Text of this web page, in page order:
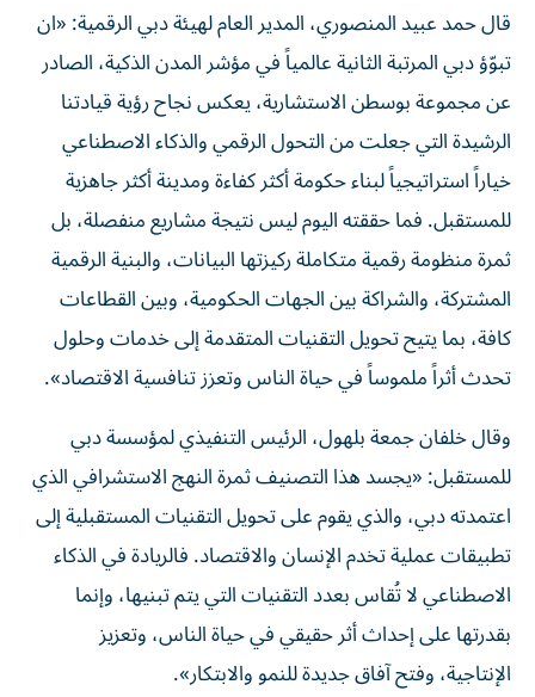
قال حمد عبيد المنصوري، المدير العام لهيئة دبي الرقمية: «ان
تبوّؤ دبي المرتبة الثانية عالمياً في مؤشر المدن الذكية، الصادر
عن مجموعة بوسطن الاستشارية، يعكس نجاح رؤية قيادتنا
الرشيدة التي جعلت من التحول الرقمي والذكاء الاصطناعي
خياراً استراتيجياً لبناء حكومة أكثر كفاءة ومدينة أكثر جاهزية
للمستقبل. فما حققته اليوم ليس نتيجة مشاريع منفصلة، بل
ثمرة منظومة رقمية متكاملة ركيزتها البيانات، والبنية الرقمية
المشتركة، والشراكة بين الجهات الحكومية، وبين القطاعات
كافة، بما يتيح تحويل التقنيات المتقدمة إلى خدمات وحلول
تحدث أثراً ملموساً في حياة الناس وتعزز تنافسية الاقتصاد».
وقال خلفان جمعة بلهول، الرئيس التنفيذي لمؤسسة دبي
للمستقبل: «يجسد هذا التصنيف ثمرة النهج الاستشرافي الذي
اعتمدته دبي، والذي يقوم على تحويل التقنيات المستقبلية إلى
تطبيقات عملية تخدم الإنسان والاقتصاد. فالريادة في الذكاء
الاصطناعي لا تُقاس بعدد التقنيات التي يتم تبنيها، وإنما
بقدرتها على إحداث أثر حقيقي في حياة الناس، وتعزيز
الإنتاجية، وفتح آفاق جديدة للنمو والابتكار».